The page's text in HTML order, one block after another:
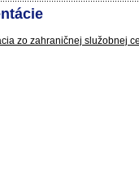
zo zahraničnej služobnej